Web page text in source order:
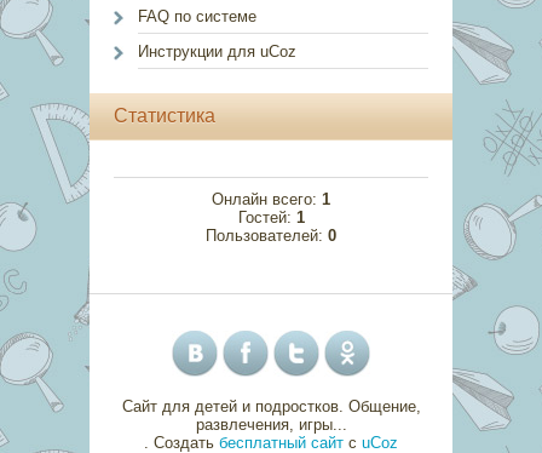
FAQ по системе
Инструкции для uCoz
Статистика
Онлайн всего: 1
Гостей: 1
Пользователей: 0
Сайт для детей и подростков. Общение,
развлечения, игры...
Создать бесплатный сайт с uCoz